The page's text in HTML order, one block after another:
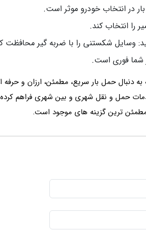
در انتخاب خودرو موثر است.
را انتخاب کند.
وسایل شکستنی را با ضربه گیر محافظت
شما فوری است.
دنبال حمل بار سریع، مطمئن، ارزان و
حمل‌ و نقل شهری و بین‌ شهری فراهم
مطمئن ترین گزینه های موجود است.